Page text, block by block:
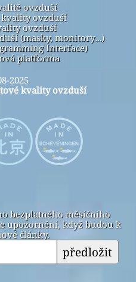
ovzduší
ovzduší
ovzduší
(masky, monitory…)
Interface)
platforma
2025
kvality ovzduší
bezplatného měsíčního
upozornění, když budou k
články.
předložit